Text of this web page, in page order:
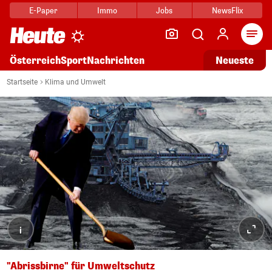
E-Paper Immo Jobs NewsFlix
ÖsterreichSportNachrichten Neueste
Startseite Klima und Umwelt
i
"Abrissbirne" für Umweltschutz